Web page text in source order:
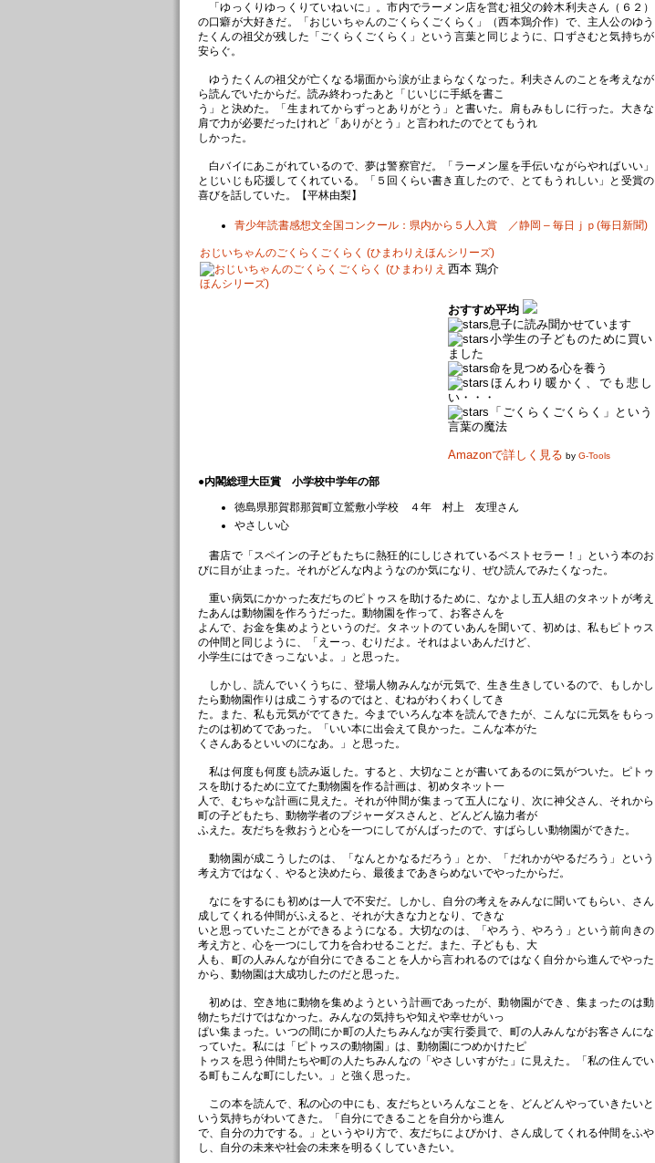
「ゆっくりゆっくりていねいに」。市内でラーメン店を営む祖父の鈴木利夫さん（６２）
の口癖が大好きだ。「おじいちゃんのごくらくごくらく」（西本鶏介作）で、主人公のゆう
たくんの祖父が残した「ごくらくごくらく」という言葉と同じように、口ずさむと気持ちが
安らぐ。
ゆうたくんの祖父が亡くなる場面から涙が止まらなくなった。利夫さんのことを考えなが
ら読んでいたからだ。読み終わったあと「じいじに手紙を書こ
う」と決めた。「生まれてからずっとありがとう」と書いた。肩もみもしに行った。大きな
肩で力が必要だったけれど「ありがとう」と言われたのでとてもうれ
しかった。
白バイにあこがれているので、夢は警察官だ。「ラーメン屋を手伝いながらやればいい」
とじいじも応援してくれている。「５回くらい書き直したので、とてもうれしい」と受賞の
喜びを話していた。【平林由梨】
青少年読書感想文全国コンクール：県内から５人入賞 ／静岡 – 毎日ｊｐ(毎日新聞)
おじいちゃんのごくらくごくらく (ひまわりえほんシリーズ)
西本 鶏介
おすすめ平均
息子に読み聞かせています
小学生の子どものために買い
ました
命を見つめる心を養う
ほんわり暖かく、でも悲し
い・・・
「ごくらくごくらく」という
言葉の魔法
Amazonで詳しく見る by G-Tools
●内閣総理大臣賞 小学校中学年の部
徳島県那賀郡那賀町立鷲敷小学校 ４年 村上 友理さん
やさしい心
書店で「スペインの子どもたちに熱狂的にしじされているベストセラー！」という本のお
びに目が止まった。それがどんな内ようなのか気になり、ぜひ読んでみたくなった。
重い病気にかかった友だちのピトゥスを助けるために、なかよし五人組のタネットが考え
たあんは動物園を作ろうだった。動物園を作って、お客さんを
よんで、お金を集めようというのだ。タネットのていあんを聞いて、初めは、私もピトゥス
の仲間と同じように、「えーっ、むりだよ。それはよいあんだけど、
小学生にはできっこないよ。」と思った。
しかし、読んでいくうちに、登場人物みんなが元気で、生き生きしているので、もしかし
たら動物園作りは成こうするのではと、むねがわくわくしてき
た。また、私も元気がでてきた。今までいろんな本を読んできたが、こんなに元気をもらっ
たのは初めてであった。「いい本に出会えて良かった。こんな本がた
くさんあるといいのになあ。」と思った。
私は何度も何度も読み返した。すると、大切なことが書いてあるのに気がついた。ピトゥ
スを助けるために立てた動物園を作る計画は、初めタネット一
人で、むちゃな計画に見えた。それが仲間が集まって五人になり、次に神父さん、それから
町の子どもたち、動物学者のプジャーダスさんと、どんどん協力者が
ふえた。友だちを救おうと心を一つにしてがんばったので、すばらしい動物園ができた。
動物園が成こうしたのは、「なんとかなるだろう」とか、「だれかがやるだろう」という
考え方ではなく、やると決めたら、最後まであきらめないでやったからだ。
なにをするにも初めは一人で不安だ。しかし、自分の考えをみんなに聞いてもらい、さん
成してくれる仲間がふえると、それが大きな力となり、できな
いと思っていたことができるようになる。大切なのは、「やろう、やろう」という前向きの
考え方と、心を一つにして力を合わせることだ。また、子どもも、大
人も、町の人みんなが自分にできることを人から言われるのではなく自分から進んでやった
から、動物園は大成功したのだと思った。
初めは、空き地に動物を集めようという計画であったが、動物園ができ、集まったのは動
物たちだけではなかった。みんなの気持ちや知えや幸せがいっ
ぱい集まった。いつの間にか町の人たちみんなが実行委員で、町の人みんながお客さんにな
っていた。私には「ピトゥスの動物園」は、動物園につめかけたピ
トゥスを思う仲間たちや町の人たちみんなの「やさしいすがた」に見えた。「私の住んでい
る町もこんな町にしたい。」と強く思った。
この本を読んで、私の心の中にも、友だちといろんなことを、どんどんやっていきたいと
いう気持ちがわいてきた。「自分にできることを自分から進ん
で、自分の力でする。」というやり方で、友だちによびかけ、さん成してくれる仲間をふや
し、自分の未来や社会の未来を明るくしていきたい。